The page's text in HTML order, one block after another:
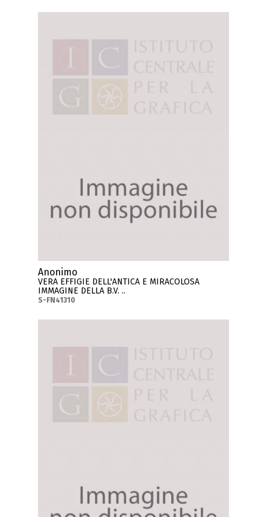
Anonimo
VERA EFFIGIE DELL'ANTICA E MIRACOLOSA
IMMAGINE DELLA B.V. ..
S-FN41310